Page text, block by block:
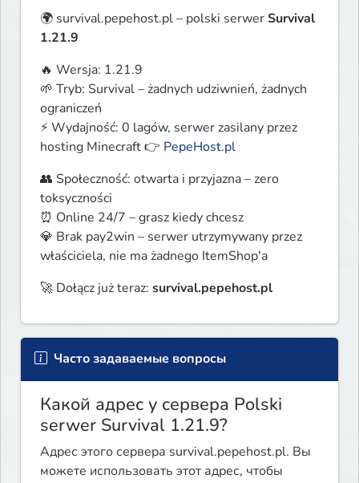
🌍 survival.pepehost.pl – polski serwer Survival
1.21.9
🔥 Wersja: 1.21.9
🌱 Tryb: Survival – żadnych udziwnień, żadnych
ograniczeń
⚡ Wydajność: 0 lagów, serwer zasilany przez
hosting Minecraft 👉 PepeHost.pl
👥 Społeczność: otwarta i przyjazna – zero
toksyczności
⏰ Online 24/7 – grasz kiedy chcesz
💎 Brak pay2win – serwer utrzymywany przez
właściciela, nie ma żadnego ItemShop'a
🚀 Dołącz już teraz: survival.pepehost.pl
Часто задаваемые вопросы
Какой адрес у сервера Polski
serwer Survival 1.21.9?
Адрес этого сервера survival.pepehost.pl. Вы
можете использовать этот адрес, чтобы